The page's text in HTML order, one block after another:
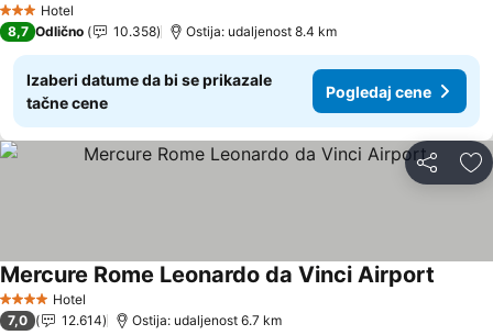
3 Zvezdice
Hotel
8,7 Odlično 10.358 Ostija: udaljenost 8.4 km
Izaberi datume da bi se prikazale
tačne cene
Pogledaj cene
Deli
4 ZvezdiceHotel
Mercure Rome Leonardo da Vinci Airport
7,0 12.614 Ostija: udaljenost 6.7 km